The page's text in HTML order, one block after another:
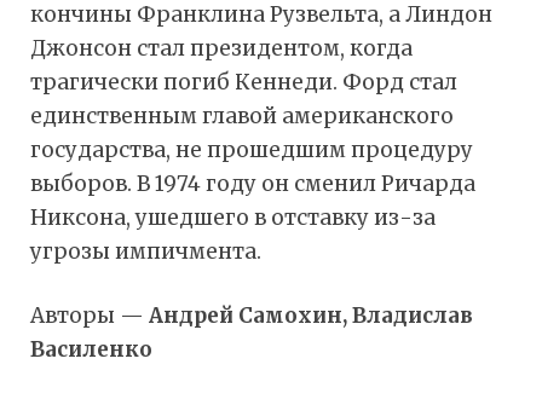
кончины Франклина Рузвельта, а Линдон
Джонсон стал президентом, когда
трагически погиб Кеннеди. Форд стал
единственным главой американского
государства, не прошедшим процедуру
выборов. В 1974 году он сменил Ричарда
Никсона, ушедшего в отставку из-за
угрозы импичмента.
Авторы — Андрей Самохин, Владислав
Василенко